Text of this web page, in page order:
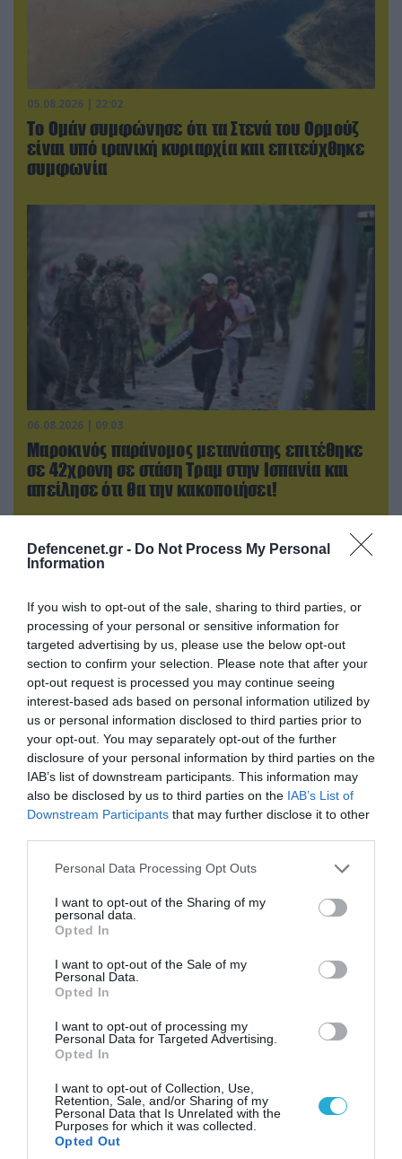
Defencenet.gr - Do Not Process My Personal
Information
If you wish to opt-out of the sale, sharing to third parties, or
processing of your personal or sensitive information for
targeted advertising by us, please use the below opt-out
section to confirm your selection. Please note that after your
opt-out request is processed you may continue seeing
interest-based ads based on personal information utilized by
us or personal information disclosed to third parties prior to
your opt-out. You may separately opt-out of the further
disclosure of your personal information by third parties on the
IAB’s list of downstream participants. This information may
also be disclosed by us to third parties on the IAB’s List of
Downstream Participants that may further disclose it to other
Please note that this website/app uses one or more Google
not limited to your visit or usage behaviour. You may click to
grant or deny consent to Google and its third-party tags to
use your data for below specified purposes in below Google
consent section.
Personal Data Processing Opt Outs
I want to opt-out of the Sharing of my
personal data.
Opted In
I want to opt-out of the Sale of my
Personal Data.
Opted In
I want to opt-out of processing my
Personal Data for Targeted Advertising.
Opted In
I want to opt-out of Collection, Use,
Retention, Sale, and/or Sharing of my
Personal Data that Is Unrelated with the
Purposes for which it was collected.
Opted Out
05.08.2026 | 22:02
Το Ομάν συμφώνησε ότι τα Στενά του Ορμούζ
είναι υπό ιρανική κυριαρχία και επιτεύχθηκε
συμφωνία
06.08.2026 | 09:03
Μαροκινός παράνομος μετανάστης επιτέθηκε
σε 42χρονη σε στάση Τραμ στην Ισπανία και
απείλησε ότι θα την κακοποιήσει!
06.08.2026 | 09:02
ΗΠΑ: Το τελευταίο μήνυμα της μητέρας στον
πρώην σύζυγό της πριν από τη δολοφονία των
4 παιδιών τους – «Έχουν ίωση»
Η Κίνα επέδειξε για πρώτη φορά την
αεροπορική πυρηνική της τριάδα και
προκάλεσε διεθνές σοκ – Δείτε βίντεο